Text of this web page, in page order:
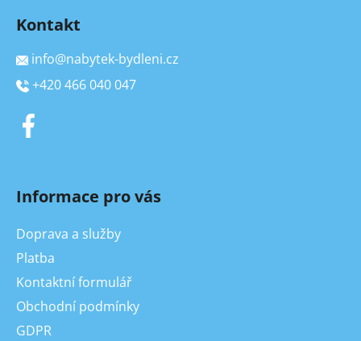
Kontakt
info@nabytek-bydleni.cz
+420 466 040 047
Informace pro vás
Doprava a služby
Platba
Kontaktní formulář
Obchodní podmínky
GDPR